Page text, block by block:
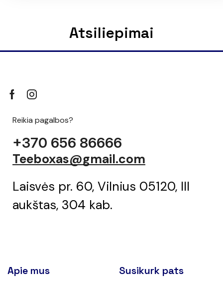
Atsiliepimai
Reikia pagalbos?
+370 656 86666
Teeboxas@gmail.com
Laisvės pr. 60, Vilnius 05120, III
aukštas, 304 kab.
Apie mus Susikurk pats